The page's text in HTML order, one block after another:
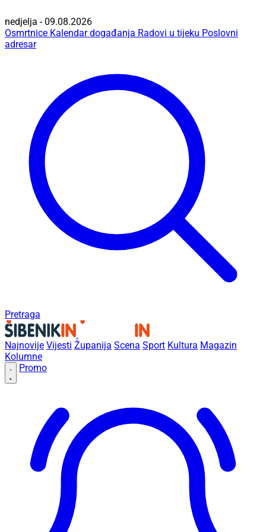
nedjelja - 09.08.2026
Osmrtnice Kalendar događanja Radovi u tijeku Poslovni
adresar
Pretraga
Najnovije Vijesti Županija Scena Sport Kultura Magazin
Kolumne
Promo